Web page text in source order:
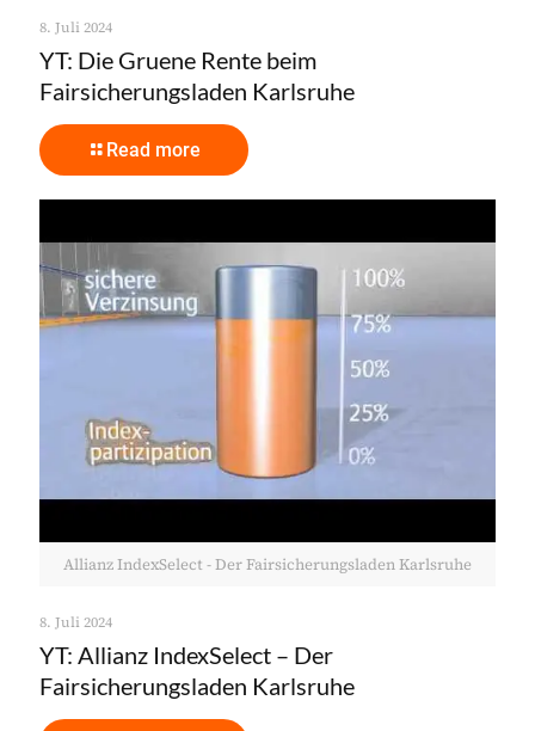
8. Juli 2024
YT: Die Gruene Rente beim
Fairsicherungsladen Karlsruhe
Read more
Allianz IndexSelect - Der Fairsicherungsladen Karlsruhe
8. Juli 2024
YT: Allianz IndexSelect – Der
Fairsicherungsladen Karlsruhe